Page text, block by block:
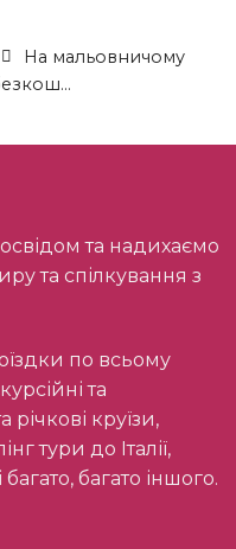
На мальовничому
та спілкування з
та
річкові круїзи,
тури до Італії,
багато іншого.